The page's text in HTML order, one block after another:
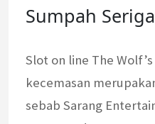
Sumpah
Slot on line The
kecemasan
sebab Sarang